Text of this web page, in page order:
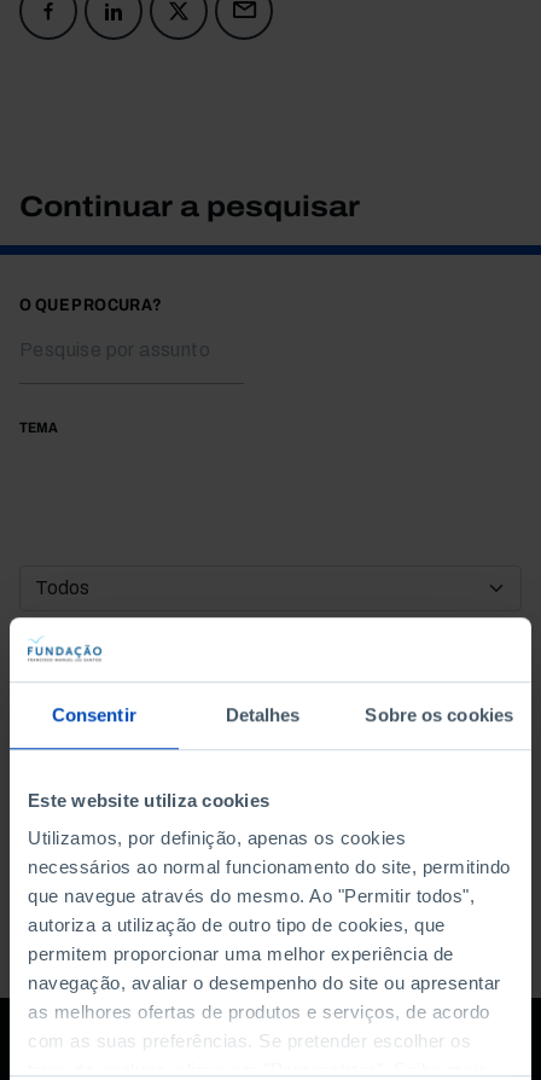
Consentir Detalhes Sobre os cookies
Este website utiliza cookies
Utilizamos, por definição, apenas os cookies
necessários ao normal funcionamento do site, permitindo
que navegue através do mesmo. Ao "Permitir todos",
autoriza a utilização de outro tipo de cookies, que
permitem proporcionar uma melhor experiência de
navegação, avaliar o desempenho do site ou apresentar
as melhores ofertas de produtos e serviços, de acordo
com as suas preferências. Se pretender escolher os
Continuar a pesquisar
O QUE PROCURA?
TEMA
DATA DE INÍCIO
DATA DE FIM